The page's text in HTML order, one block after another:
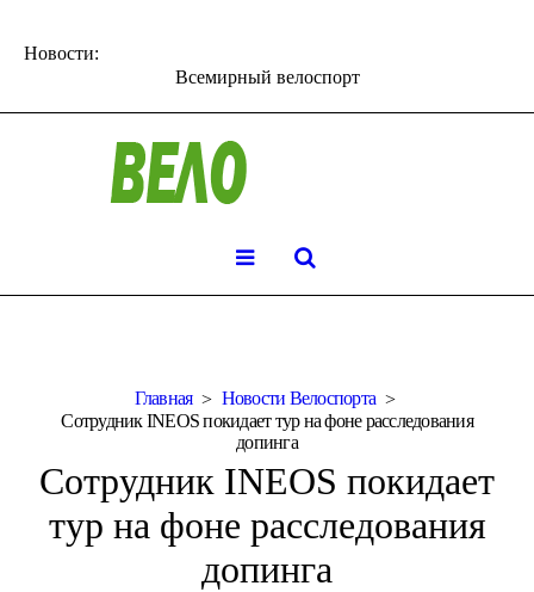
Новости:
Всемирный велоспорт
Главная
Новости Велоспорта
Сотрудник INEOS покидает тур на фоне расследования
допинга
Сотрудник INEOS покидает
тур на фоне расследования
допинга